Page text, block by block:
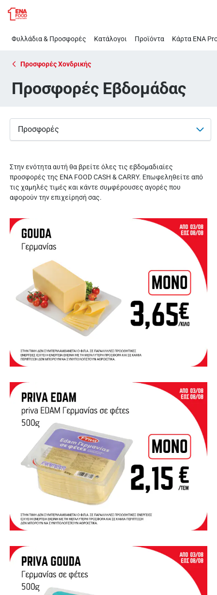
Παράλειψη
Προσφορές
Εβδομάδας
Φυλλάδια & Προσφορές Κατάλογοι Προϊόντα Κάρτα ΕΝΑ
Προσφορές Χονδρικής
Προσφορές Εβδομάδας
Προσφορές
Στην ενότητα αυτή θα βρείτε όλες τις εβδομαδιαίες
προσφορές της ΕΝΑ FOOD CASH & CARRY. Επωφεληθείτε από
τις χαμηλές τιμές και κάντε συμφέρουσες αγορές που
αφορούν την επιχείρησή σας.